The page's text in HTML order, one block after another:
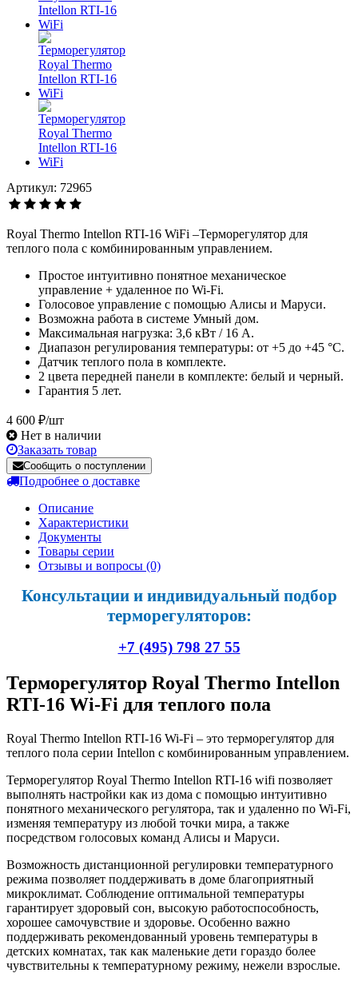
Артикул: 72965
Royal Thermo Intellon RTI-16 WiFi –Терморегулятор для
теплого пола с комбинированным управлением.
Простое интуитивно понятное механическое
управление + удаленное по Wi-Fi.
Голосовое управление с помощью Алисы и Маруси.
Возможна работа в системе Умный дом.
Максимальная нагрузка: 3,6 кВт / 16 А.
Диапазон регулирования температуры: от +5 до +45 °С.
Датчик теплого пола в комплекте.
2 цвета передней панели в комплекте: белый и черный.
Гарантия 5 лет.
4 600 ₽/шт
Нет в наличии
Заказать товар
Сообщить о поступлении
Подробнее о доставке
Описание
Характеристики
Документы
Товары серии
Отзывы и вопросы (0)
Консультации и индивидуальный подбор
терморегуляторов:
+7 (495) 798 27 55
Терморегулятор Royal Thermo Intellon
RTI-16 Wi-Fi для теплого пола
Royal Thermo Intellon RTI-16 Wi-Fi – это терморегулятор для
теплого пола серии Intellon с комбинированным управлением.
Терморегулятор Royal Thermo Intellon RTI-16 wifi позволяет
выполнять настройки как из дома с помощью интуитивно
понятного механического регулятора, так и удаленно по Wi-Fi,
изменяя температуру из любой точки мира, а также
посредством голосовых команд Алисы и Маруси.
Возможность дистанционной регулировки температурного
режима позволяет поддерживать в доме благоприятный
микроклимат. Соблюдение оптимальной температуры
гарантирует здоровый сон, высокую работоспособность,
хорошее самочувствие и здоровье. Особенно важно
поддерживать рекомендованный уровень температуры в
детских комнатах, так как маленькие дети гораздо более
чувствительны к температурному режиму, нежели взрослые.